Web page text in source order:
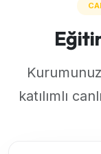
katılımlı